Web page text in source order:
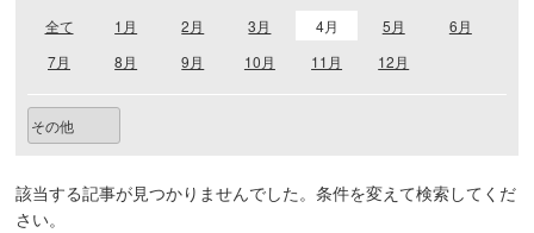
全て 1月 2月 3月 4月 5月
6月
7月
8月 9月 10月 11月 12月
該当する記事が見つかりませんでした。条件を変えて検索してくだ
さい。